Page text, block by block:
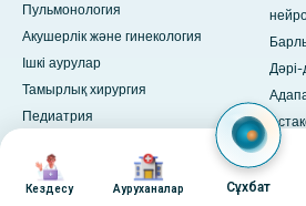
Пульмонология
Акушерлік және гинекология
Ішкі аурулар
Тамырлық хирургия
Педиатрия
Превентивті медицина
интегративті Медицина
бейне
Кездесу
бейне
Ауруханалар Сұхбат